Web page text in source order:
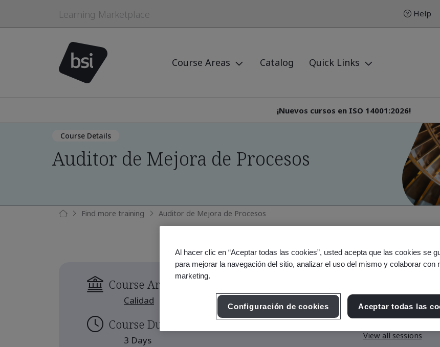
Learning Marketplace
Course Areas Catalog Quick Links
Help
¡Nuevos cursos en ISO 14001:2026!
Course Details
Auditor de Mejora de Procesos
Find more training Auditor de Mejora de Procesos
Course Area
Calidad
Course Duration
3 Days
Oct 28-30, 2026 -
View all sessions
Al hacer clic en “Aceptar todas las cookies”, usted acepta que las cookies se
para mejorar la navegación del sitio, analizar el uso del mismo y colaborar con
marketing.
Configuración de cookies Aceptar todas las